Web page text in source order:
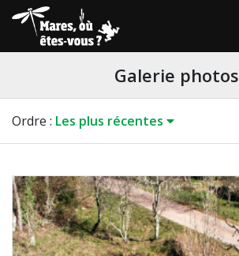
Galerie photos
Ordre : Les plus récentes